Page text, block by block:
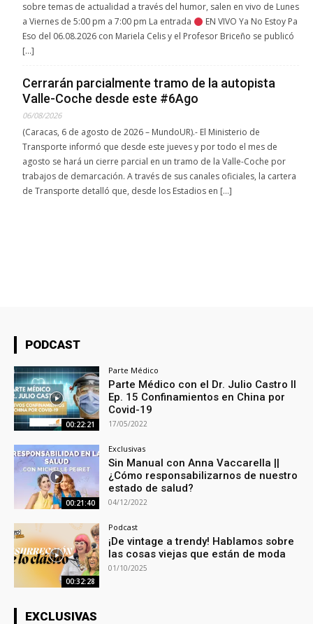
sobre temas de actualidad a través del humor, salen en vivo de Lunes
a Viernes de 5:00 pm a 7:00 pm La entrada
EN VIVO Ya No Estoy Pa
Eso del 06.08.2026 con Mariela Celis y el Profesor Briceño se publicó
[…]
Cerrarán parcialmente tramo de la autopista
Valle-Coche desde este #6Ago
06/08/2026
(Caracas, 6 de agosto de 2026 – MundoUR).- El Ministerio de
Transporte informó que desde este jueves y por todo el mes de
agosto se hará un cierre parcial en un tramo de la Valle-Coche por
trabajos de demarcación. A través de sus canales oficiales, la cartera
de Transporte detalló que, desde los Estadios en […]
PODCAST
00:22:21
Parte Médico
Parte Médico con el Dr. Julio Castro ll
Ep. 15 Confinamientos en China por
Covid-19
17/05/2022
00:21:40
Exclusivas
Sin Manual con Anna Vaccarella ||
¿Cómo responsabilizarnos de nuestro
estado de salud?
04/12/2022
00:32:28
Podcast
¡De vintage a trendy! Hablamos sobre
las cosas viejas que están de moda
01/10/2025
EXCLUSIVAS